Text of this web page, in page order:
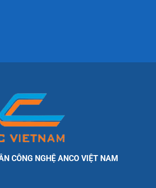
CÔNG NGHỆ ANCO VIỆT NAM